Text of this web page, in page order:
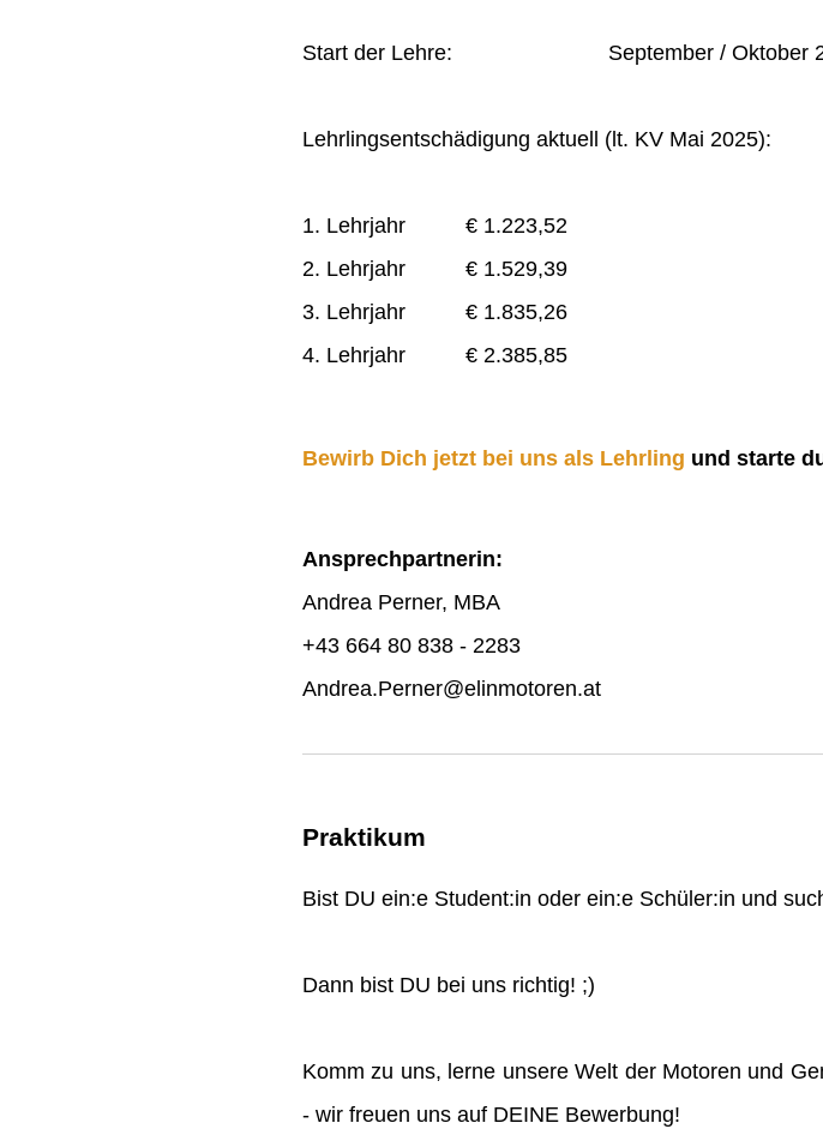
Start der Lehre: September / Oktober
Lehrlingsentschädigung aktuell (lt. KV Mai 2025):
1. Lehrjahr € 1.223,52
2. Lehrjahr € 1.529,39
3. Lehrjahr € 1.835,26
4. Lehrjahr € 2.385,85
Bewirb Dich jetzt bei uns als Lehrling und starte
Ansprechpartnerin:
Andrea Perner, MBA
+43 664 80 838 - 2283
Andrea.Perner@elinmotoren.at
Praktikum
Bist DU ein:e Student:in oder ein:e Schüler:in und
Dann bist DU bei uns richtig! ;)
Komm zu uns, lerne unsere Welt der Motoren und
- wir freuen uns auf DEINE Bewerbung!